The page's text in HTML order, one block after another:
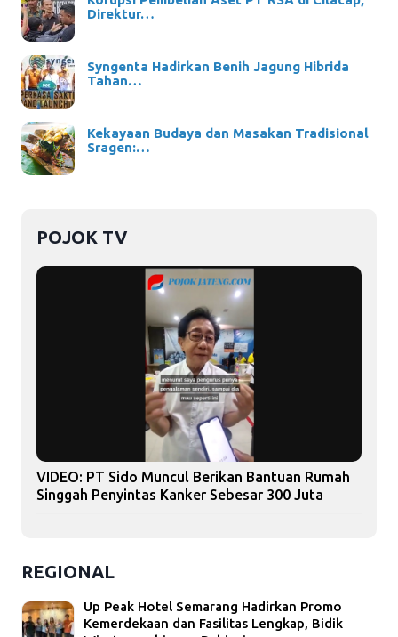
Direktur…
Syngenta Hadirkan Benih Jagung Hibrida
Tahan…
Kekayaan Budaya dan Masakan Tradisional
Sragen:…
POJOK TV
VIDEO: PT Sido Muncul Berikan Bantuan Rumah
Singgah Penyintas Kanker Sebesar 300 Juta
REGIONAL
Up Peak Hotel Semarang Hadirkan Promo
Kemerdekaan dan Fasilitas Lengkap, Bidik